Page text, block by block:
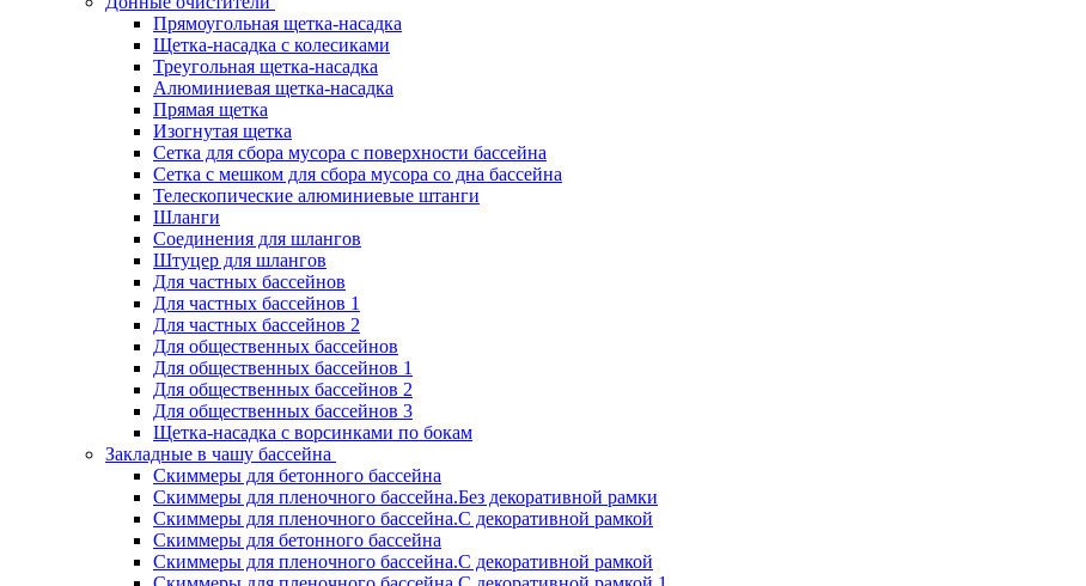
Прямоугольная щетка-насадка
Щетка-насадка с колесиками
Треугольная щетка-насадка
Алюминиевая щетка-насадка
Прямая щетка
Изогнутая щетка
Сетка для сбора мусора с поверхности бассейна
Сетка с мешком для сбора мусора со дна бассейна
Телескопические алюминиевые штанги
Шланги
Соединения для шлангов
Штуцер для шлангов
Для частных бассейнов
Для частных бассейнов 1
Для частных бассейнов 2
Для общественных бассейнов
Для общественных бассейнов 1
Для общественных бассейнов 2
Для общественных бассейнов 3
Щетка-насадка с ворсинками по бокам
Закладные в чашу бассейна
Скиммеры для бетонного бассейна
Скиммеры для пленочного бассейна.Без декоративной рамки
Скиммеры для пленочного бассейна.С декоративной рамкой
Скиммеры для бетонного бассейна
Скиммеры для пленочного бассейна.С декоративной рамкой